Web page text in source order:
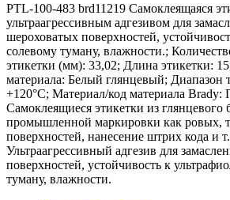
PTL-100-483 brd11219 Самоклеящаяся
ультраагрессивным адгезивом для
шероховатых поверхностей,
солевому туману, влажности.;
этикетки (мм): 33,02; Длина этикетки:
материала: Белый глянцевый; Диапазон
+120°С; Материал/код материала Brady:
Самоклеящиеся этикетки из глянцевого
промышленной маркировки как ровых,
поверхностей, нанесение штрих кода и
Ультраагрессивный адгезив для
поверхностей, устойчивость к
туману, влажности.